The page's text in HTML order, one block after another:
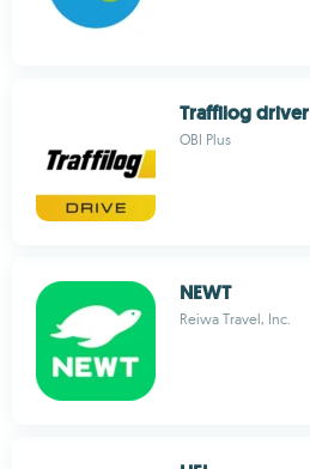
Traffilog driver
OBI Plus
NEWT
Reiwa Travel, Inc.